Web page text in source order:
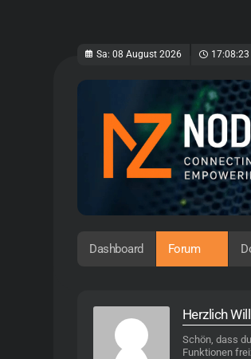
Dashboard Forum
Sa: 08 August 2026 17:08:23
Herzlich
Schön, dass
Funktionen